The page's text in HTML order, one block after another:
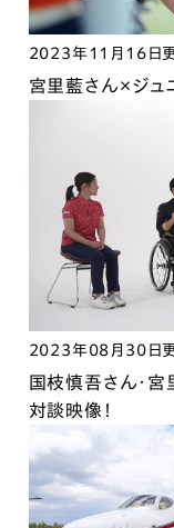
2023年11月16日
宮里藍さん×ジュ
2023年08月30日
国枝慎吾さん・
対談映像！